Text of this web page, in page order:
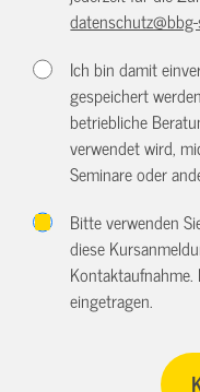
Ich bin damit
gespeichert
betriebliche
verwendet wird,
Seminare oder
Bitte verwenden
diese
eingetragen.